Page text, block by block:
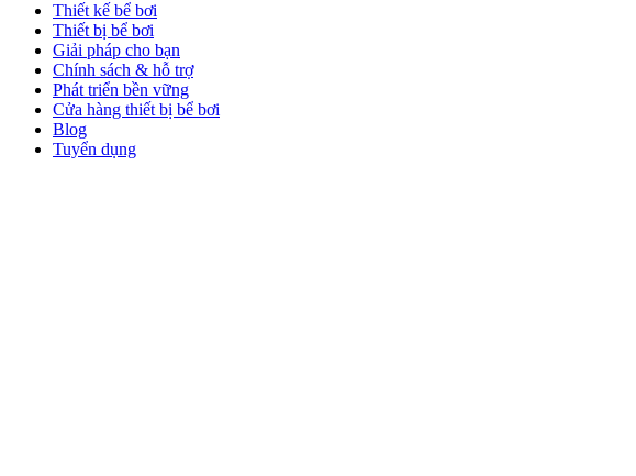
Thiết kế bể bơi
Thiết bị bể bơi
Giải pháp cho bạn
Chính sách & hỗ trợ
Phát triển bền vững
Cửa hàng thiết bị bể bơi
Blog
Tuyển dụng